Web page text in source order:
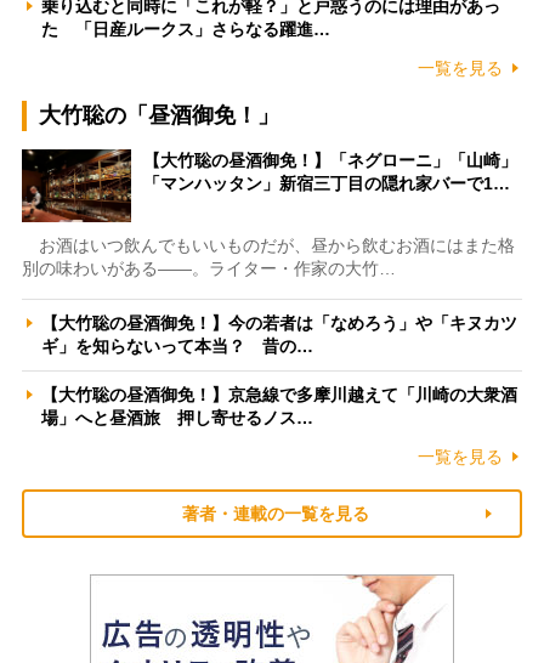
乗り込むと同時に「これが軽？」と戸惑うのには理由があっ
た 「日産ルークス」さらなる躍進…
一覧を見る
大竹聡の「昼酒御免！」
【大竹聡の昼酒御免！】「ネグローニ」「山崎」
「マンハッタン」新宿三丁目の隠れ家バーで1…
お酒はいつ飲んでもいいものだが、昼から飲むお酒にはまた格
別の味わいがある――。ライター・作家の大竹…
【大竹聡の昼酒御免！】今の若者は「なめろう」や「キヌカツ
ギ」を知らないって本当？ 昔の…
【大竹聡の昼酒御免！】京急線で多摩川越えて「川崎の大衆酒
場」へと昼酒旅 押し寄せるノス…
一覧を見る
著者・連載の一覧を見る